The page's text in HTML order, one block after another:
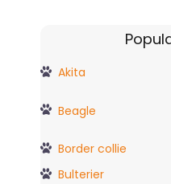
Akita
Beagle
Border collie
Bulterier